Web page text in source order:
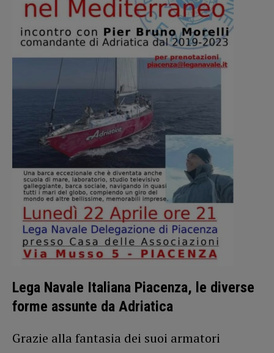
Lega Navale Italiana Piacenza, le diverse
forme assunte da Adriatica
Grazie alla fantasia dei suoi armatori